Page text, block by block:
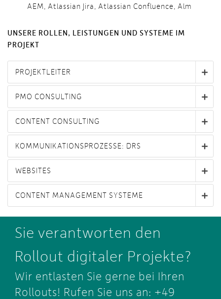
AEM, Atlassian Jira, Atlassian Confluence, Alm
UNSERE ROLLEN, LEISTUNGEN UND SYSTEME IM
PROJEKT
PROJEKTLEITER
PMO CONSULTING
CONTENT CONSULTING
KOMMUNIKATIONSPROZESSE: DRS
WEBSITES
CONTENT MANAGEMENT SYSTEME
Sie verantworten den
Rollout digitaler Projekte?
Wir entlasten Sie gerne bei Ihren
Rollouts! Rufen Sie uns an: +49